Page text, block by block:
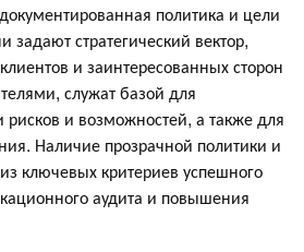
политика и цели
задают стратегический вектор,
и заинтересованных сторон
служат базой для
и возможностей, а также для
Наличие прозрачной политики и
ключевых критериев успешного
аудита и повышения